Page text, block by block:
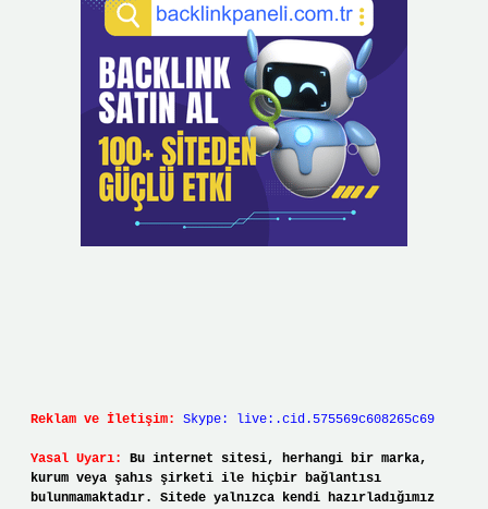
Reklam ve İletişim: Skype: live:.cid.575569c608265c69
Yasal Uyarı:
Bu internet sitesi, herhangi bir marka,
kurum veya şahıs şirketi ile hiçbir bağlantısı
bulunmamaktadır. Sitede yalnızca kendi hazırladığımız